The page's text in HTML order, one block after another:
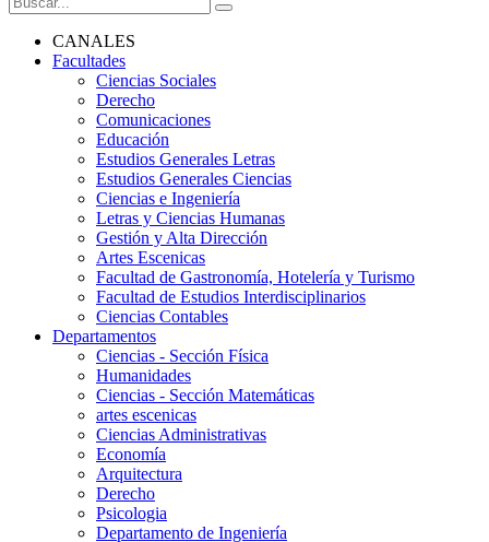
CANALES
Facultades
Ciencias Sociales
Derecho
Comunicaciones
Educación
Estudios Generales Letras
Estudios Generales Ciencias
Ciencias e Ingeniería
Letras y Ciencias Humanas
Gestión y Alta Dirección
Artes Escenicas
Facultad de Gastronomía, Hotelería y Turismo
Facultad de Estudios Interdisciplinarios
Ciencias Contables
Departamentos
Ciencias - Sección Física
Humanidades
Ciencias - Sección Matemáticas
artes escenicas
Ciencias Administrativas
Economía
Arquitectura
Derecho
Psicologia
Departamento de Ingeniería